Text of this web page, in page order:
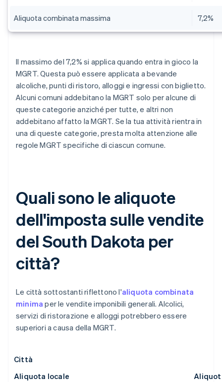
Aliquota combinata massima 7,2%
Il massimo del 7,2% si applica quando entra in gioco la
MGRT. Questa può essere applicata a bevande
alcoliche, punti di ristoro, alloggi e ingressi con biglietto.
Alcuni comuni addebitano la MGRT solo per alcune di
queste categorie anziché per tutte, e altri non
addebitano affatto la MGRT. Se la tua attività rientra in
una di queste categorie, presta molta attenzione alle
regole MGRT specifiche di ciascun comune.
Quali sono le aliquote
dell'imposta sulle vendite
del South Dakota per
città?
Le città sottostanti riflettono l'aliquota combinata
minima per le vendite imponibili generali. Alcolici,
servizi di ristorazione e alloggi potrebbero essere
superiori a causa della MGRT.
Città
Aliquota locale